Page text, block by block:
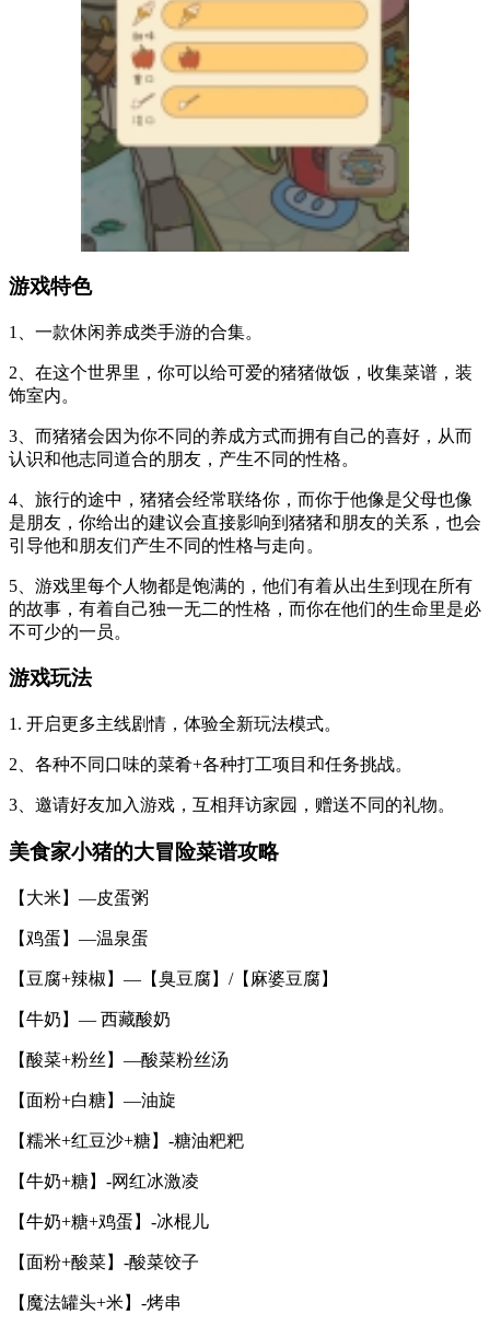
游戏特色
1、一款休闲养成类手游的合集。
2、在这个世界里，你可以给可爱的猪猪做饭，收集菜谱，装
饰室内。
3、而猪猪会因为你不同的养成方式而拥有自己的喜好，从而
认识和他志同道合的朋友，产生不同的性格。
4、旅行的途中，猪猪会经常联络你，而你于他像是父母也像
是朋友，你给出的建议会直接影响到猪猪和朋友的关系，也会
引导他和朋友们产生不同的性格与走向。
5、游戏里每个人物都是饱满的，他们有着从出生到现在所有
的故事，有着自己独一无二的性格，而你在他们的生命里是必
不可少的一员。
游戏玩法
1. 开启更多主线剧情，体验全新玩法模式。
2、各种不同口味的菜肴+各种打工项目和任务挑战。
3、邀请好友加入游戏，互相拜访家园，赠送不同的礼物。
美食家小猪的大冒险菜谱攻略
【大米】—皮蛋粥
【鸡蛋】—温泉蛋
【豆腐+辣椒】—【臭豆腐】/【麻婆豆腐】
【牛奶】— 西藏酸奶
【酸菜+粉丝】—酸菜粉丝汤
【面粉+白糖】—油旋
【糯米+红豆沙+糖】-糖油粑粑
【牛奶+糖】-网红冰激凌
【牛奶+糖+鸡蛋】-冰棍儿
【面粉+酸菜】-酸菜饺子
【魔法罐头+米】-烤串